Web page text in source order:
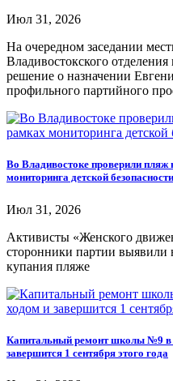
Июл 31, 2026
На очередном заседании
Владивостокского
решение о назначении
профильного партийного
Во Владивостоке проверили
мониторинга детской безопасности
Июл 31, 2026
Активисты «Женского
сторонники партии выявили
купания пляже
Капитальный ремонт школы №9 в
завершится 1 сентября этого года